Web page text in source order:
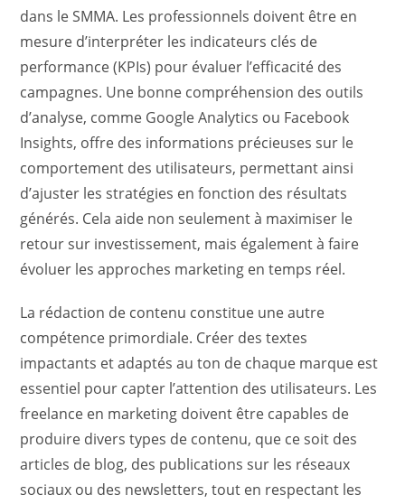
dans le SMMA. Les professionnels doivent être en
mesure d’interpréter les indicateurs clés de
performance (KPIs) pour évaluer l’efficacité des
campagnes. Une bonne compréhension des outils
d’analyse, comme Google Analytics ou Facebook
Insights, offre des informations précieuses sur le
comportement des utilisateurs, permettant ainsi
d’ajuster les stratégies en fonction des résultats
générés. Cela aide non seulement à maximiser le
retour sur investissement, mais également à faire
évoluer les approches marketing en temps réel.
La rédaction de contenu constitue une autre
compétence primordiale. Créer des textes
impactants et adaptés au ton de chaque marque est
essentiel pour capter l’attention des utilisateurs. Les
freelance en marketing doivent être capables de
produire divers types de contenu, que ce soit des
articles de blog, des publications sur les réseaux
sociaux ou des newsletters, tout en respectant les